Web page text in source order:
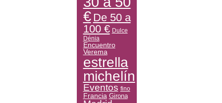
€ De 50 a
100 € Dulce
Dénia
Encuentro
Verema
estrella
michelín
Eventos fino
Francia Girona